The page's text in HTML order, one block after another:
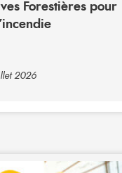
Forestières pour
2026